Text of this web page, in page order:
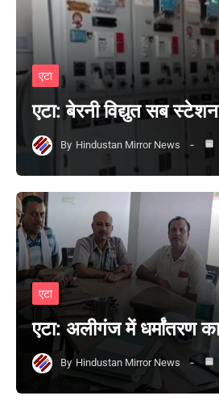
एटा
एटा: बेरनी विद्युत सब
By Hindustan Mirror News
एटा
एटा: अलीगंज में धर्मांतरण
By Hindustan Mirror News